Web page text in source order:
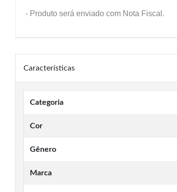
- Produto será enviado com Nota Fiscal.
Características
Categoria
Cor
Gênero
Marca